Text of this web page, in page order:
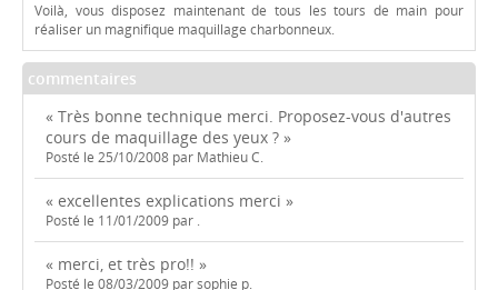
Voilà, vous disposez maintenant de tous les tours de main pour
réaliser un magnifique maquillage charbonneux.
commentaires
« Très bonne technique merci. Proposez-vous d'autres
cours de maquillage des yeux ? »
Posté le 25/10/2008 par Mathieu C.
« excellentes explications merci »
Posté le 11/01/2009 par .
« merci, et très pro!! »
Posté le 08/03/2009 par sophie p.